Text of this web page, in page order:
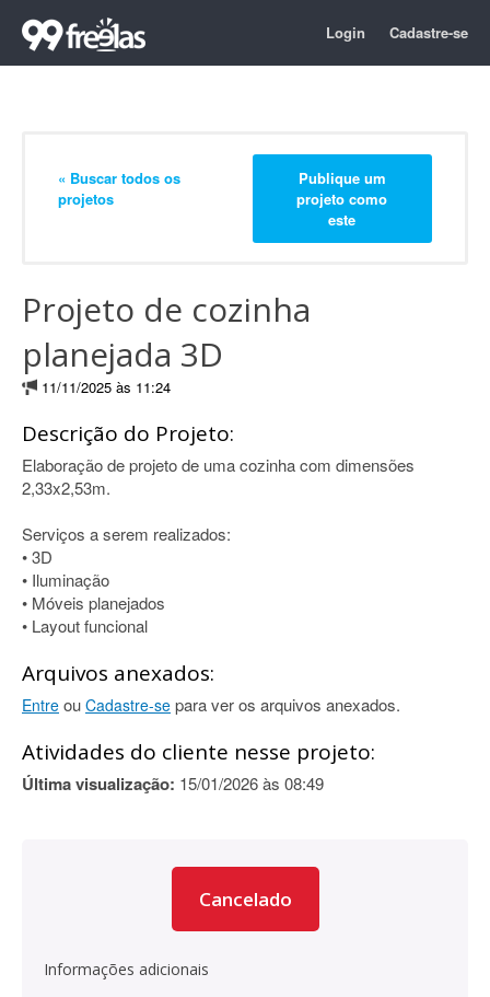
Login Cadastre-se
« Buscar todos os
projetos
Publique um
projeto como
este
Projeto de cozinha
planejada 3D
11/11/2025 às 11:24
Descrição do Projeto:
Elaboração de projeto de uma cozinha com dimensões
2,33x2,53m.
Serviços a serem realizados:
• 3D
• Iluminação
• Móveis planejados
• Layout funcional
Arquivos anexados:
Entre ou Cadastre-se para ver os arquivos anexados.
Atividades do cliente nesse projeto:
Última visualização: 15/01/2026 às 08:49
Cancelado
Informações adicionais